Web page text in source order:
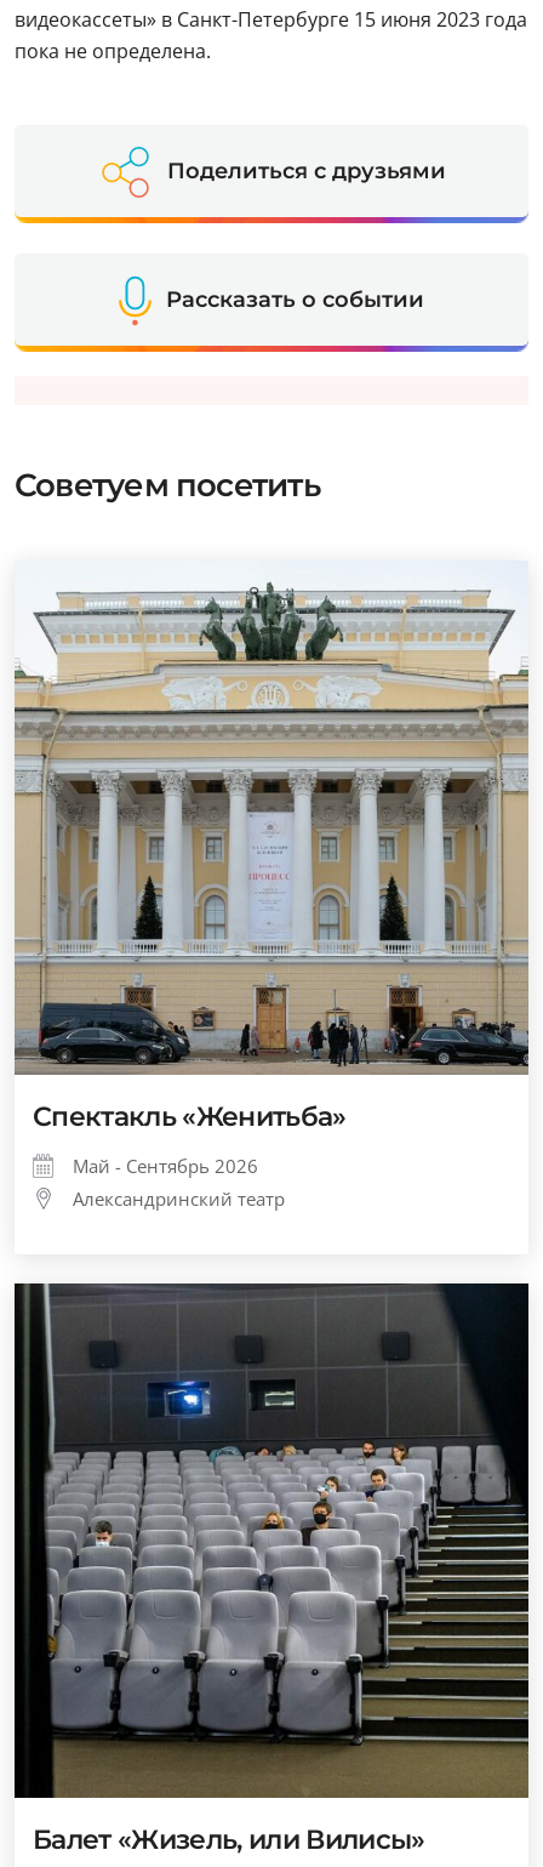
видеокассеты» в Санкт-Петербурге 15 июня 2023 года
пока не определена.
Поделиться с друзьями
Рассказать о событии
Советуем посетить
Спектакль «Женитьба»
Май - Сентябрь 2026
Александринский театр
Балет «Жизель, или Вилисы»